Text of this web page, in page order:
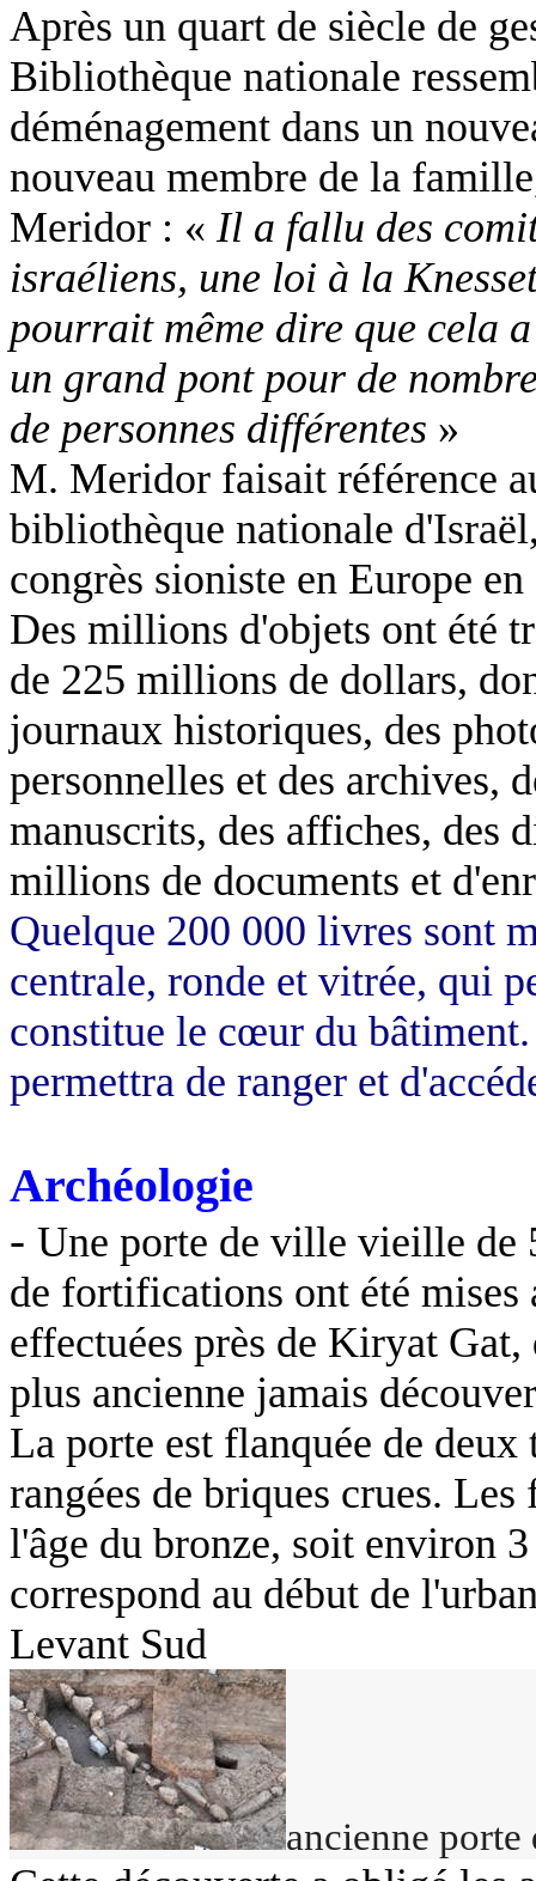
Après un quart de siècle de
Bibliothèque nationale
déménagement dans un
nouveau membre de la
Meridor : « Il a fallu des
israéliens, une loi à la
pourrait même dire que cela
un grand pont pour de
de personnes différentes »
M. Meridor faisait référence
bibliothèque nationale
congrès sioniste en Europe
Des millions d'objets ont été
de 225 millions de dollars,
journaux historiques, des
personnelles et des archives,
manuscrits, des affiches, des
millions de documents et
Quelque 200 000 livres sont
centrale, ronde et vitrée, qui
constitue le cœur du
permettra de ranger et
Archéologie
- Une porte de ville vieille de
de fortifications ont été
effectuées près de Kiryat
plus ancienne jamais
La porte est flanquée de deux
rangées de briques crues.
l'âge du bronze, soit environ
correspond au début de
Levant Sud
ancienne porte